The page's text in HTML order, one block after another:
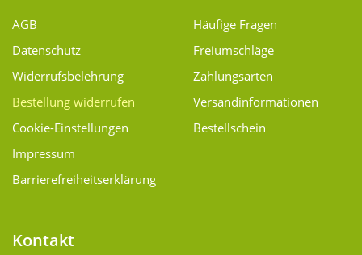
AGB
Datenschutz
Widerrufsbelehrung
Bestellung widerrufen
Cookie-Einstellungen
Impressum
Barrierefreiheitserklärung
Häufige Fragen
Freiumschläge
Zahlungsarten
Versand­informationen
Bestellschein
Kontakt